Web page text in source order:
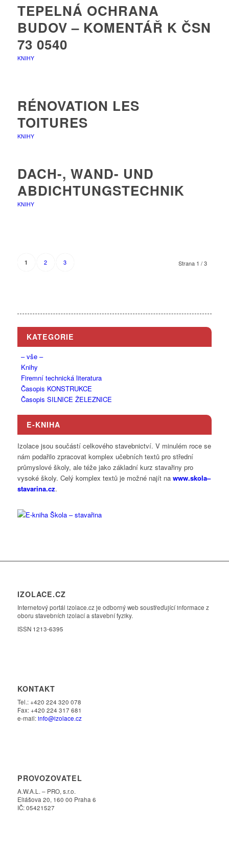
TEPELNÁ OCHRANA
BUDOV – KOMENTÁŘ K ČSN
73 0540
KNIHY
RÉNOVATION LES
TOITURES
KNIHY
DACH-, WAND- UND
ABDICHTUNGSTECHNIK
KNIHY
Strana 1 / 3
1 2 3
KATEGORIE
– vše –
Knihy
Firemní technická literatura
Časopis KONSTRUKCE
Časopis SILNICE ŽELEZNICE
E-KNIHA
Izolace jsou součástí celkového stavebnictví. V minulém roce se
nám podařilo zpracovat komplex učebních textů pro střední
průmyslové školy, ale téže jako základní kurz stavařiny pro
vysoké školy. Celý komplex textů je možné najít na www.skola–
stavarina.cz.
IZOLACE.CZ
Internetový portál izolace.cz je odborný web soustřeďující informace z
oboru stavebních izolací a stavební fyziky.
ISSN 1213-6395
KONTAKT
Tel.: +420 224 320 078
Fax: +420 224 317 681
e-mail:info@izolace.cz
PROVOZOVATEL
A.W.A.L. – PRO, s.r.o.
Eliášova 20, 160 00 Praha 6
IČ: 05421527